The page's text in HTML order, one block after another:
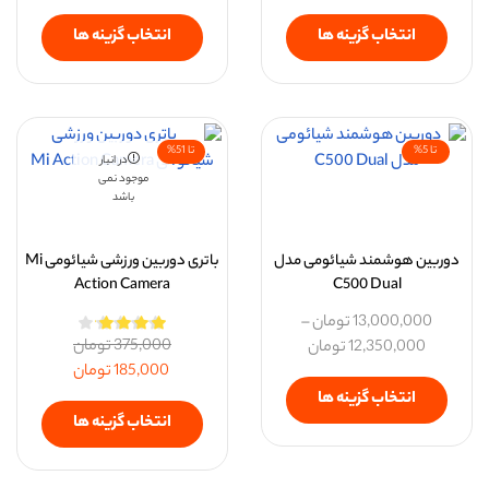
انتخاب گزینه ها انتخاب گزینه ها
تا 5%
دوربین هوشمند شیائومی مدل
C500 Dual
13,000,000تومان–
12,350,000تومان
انتخاب گزینه ها
تا 51%
در انبار
موجود نمی
باشد
باتری دوربین ورزشی شیائومی Mi
Action Camera
375,000تومان
185,000تومان
انتخاب گزینه ها